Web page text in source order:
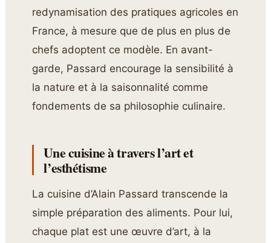
redynamisation des pratiques agricoles en
France, à mesure que de plus en plus de
chefs adoptent ce modèle. En avant-
garde, Passard encourage la sensibilité à
la nature et à la saisonnalité comme
fondements de sa philosophie culinaire.
Une cuisine à travers l’art et
l’esthétisme
La cuisine d’Alain Passard transcende la
simple préparation des aliments. Pour lui,
chaque plat est une œuvre d’art, à la